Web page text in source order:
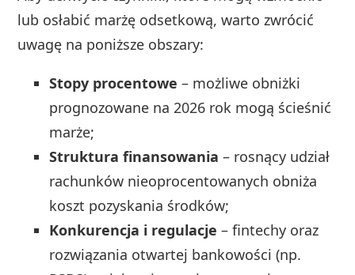
lub osłabić marżę odsetkową, warto zwrócić
uwagę na poniższe obszary:
Stopy procentowe – możliwe obniżki
prognozowane na 2026 rok mogą ścieśnić
marże;
Struktura finansowania – rosnący udział
rachunków nieoprocentowanych obniża
koszt pozyskania środków;
Konkurencja i regulacje – fintechy oraz
rozwiązania otwartej bankowości (np.